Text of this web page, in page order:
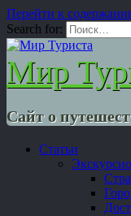
Перейти к
Search for:
Мир
Сайт о
Статьи